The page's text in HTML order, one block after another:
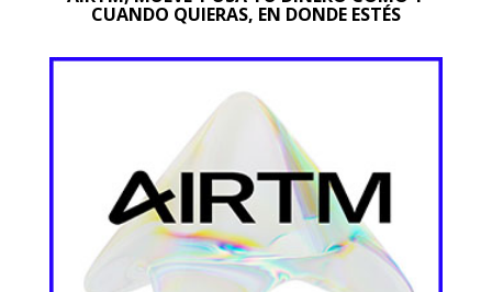
CUANDO QUIERAS, EN DONDE ESTÉS